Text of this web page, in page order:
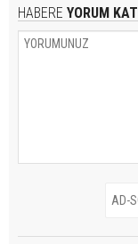
HABERE YORUM KAT